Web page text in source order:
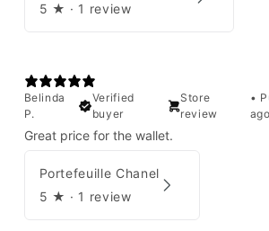
5 ★ · 1 review
Belinda
P.
Verified
buyer
Store
review
•
ago
Great price for the wallet.
Portefeuille Chanel
5 ★ · 1 review